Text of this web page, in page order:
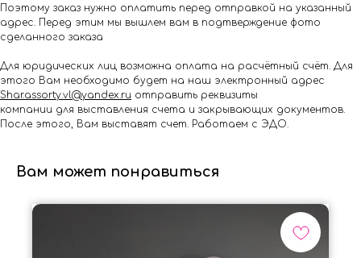
Поэтому заказ нужно оплатить перед отправкой на указанный
адрес. Перед этим мы вышлем вам в подтверждение фото
сделанного заказа
Для юридических лиц возможна оплата на расчётный счёт. Для
этого Вам необходимо будет на наш электронный адрес
Shar.assorty.vl@yandex.ru отправить реквизиты
компании для выставления счета и закрывающих документов.
После этого, Вам выставят счет. Работаем с ЭДО.
Вам может понравиться